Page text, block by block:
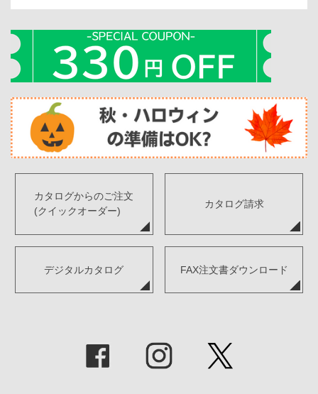
カタログからのご注文
(クイックオーダー)
カタログ請求
デジタルカタログ FAX注文書ダウンロード